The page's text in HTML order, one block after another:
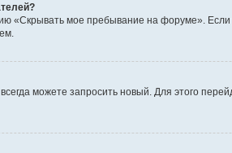
«Скрывать мое пребывание на форуме».
можете запросить новый. Для этого